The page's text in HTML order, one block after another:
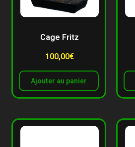
Cage Fritz
100,00€
Ajouter au panier